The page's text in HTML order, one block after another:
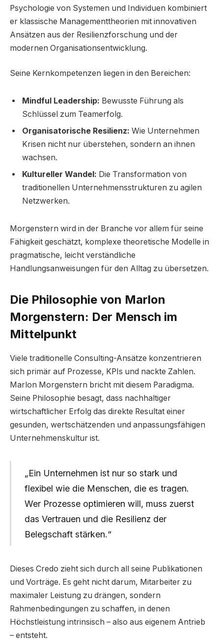
Psychologie von Systemen und Individuen kombiniert
er klassische Managementtheorien mit innovativen
Ansätzen aus der Resilienzforschung und der
modernen Organisationsentwicklung.
Seine Kernkompetenzen liegen in den Bereichen:
Mindful Leadership: Bewusste Führung als
Schlüssel zum Teamerfolg.
Organisatorische Resilienz: Wie Unternehmen
Krisen nicht nur überstehen, sondern an ihnen
wachsen.
Kultureller Wandel: Die Transformation von
traditionellen Unternehmensstrukturen zu agilen
Netzwerken.
Morgenstern wird in der Branche vor allem für seine
Fähigkeit geschätzt, komplexe theoretische Modelle in
pragmatische, leicht verständliche
Handlungsanweisungen für den Alltag zu übersetzen.
Die Philosophie von Marlon
Morgenstern: Der Mensch im
Mittelpunkt
Viele traditionelle Consulting-Ansätze konzentrieren
sich primär auf Prozesse, KPIs und nackte Zahlen.
Marlon Morgenstern bricht mit diesem Paradigma.
Seine Philosophie besagt, dass nachhaltiger
wirtschaftlicher Erfolg das direkte Resultat einer
gesunden, wertschätzenden und anpassungsfähigen
Unternehmenskultur ist.
„Ein Unternehmen ist nur so stark und
flexibel wie die Menschen, die es tragen.
Wer Prozesse optimieren will, muss zuerst
das Vertrauen und die Resilienz der
Belegschaft stärken.“
Dieses Credo zieht sich durch all seine Publikationen
und Vorträge. Es geht nicht darum, Mitarbeiter zu
maximaler Leistung zu drängen, sondern
Rahmenbedingungen zu schaffen, in denen
Höchstleistung intrinsisch – also aus eigenem Antrieb
– entsteht.